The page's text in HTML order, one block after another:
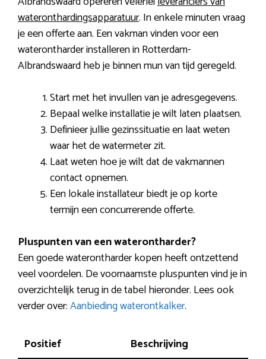
wateronthardingsapparatuur. In enkele minuten vraag
je een offerte aan. Een vakman vinden voor een
waterontharder installeren in Rotterdam-
Albrandswaard heb je binnen mun van tijd geregeld.
Start met het invullen van je adresgegevens.
Bepaal welke installatie je wilt laten plaatsen.
Definieer jullie gezinssituatie en laat weten
waar het de watermeter zit.
Laat weten hoe je wilt dat de vakmannen
contact opnemen.
Een lokale installateur biedt je op korte
termijn een concurrerende offerte.
Pluspunten van een waterontharder?
Een goede waterontharder kopen heeft ontzettend
veel voordelen. De voornaamste pluspunten vind je in
overzichtelijk terug in de tabel hieronder. Lees ook
verder over:Aanbieding waterontkalker.
Positief Beschrijving